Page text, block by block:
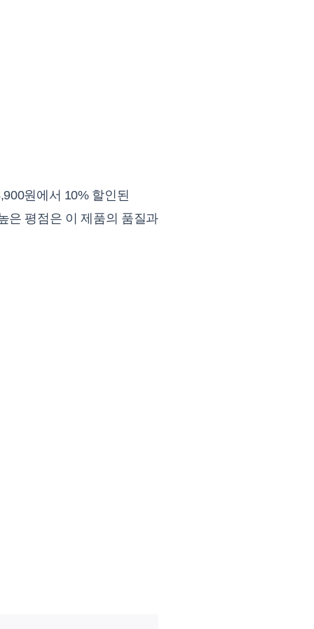
원에서 10% 할인된
은 평점은 이 제품의 품질과